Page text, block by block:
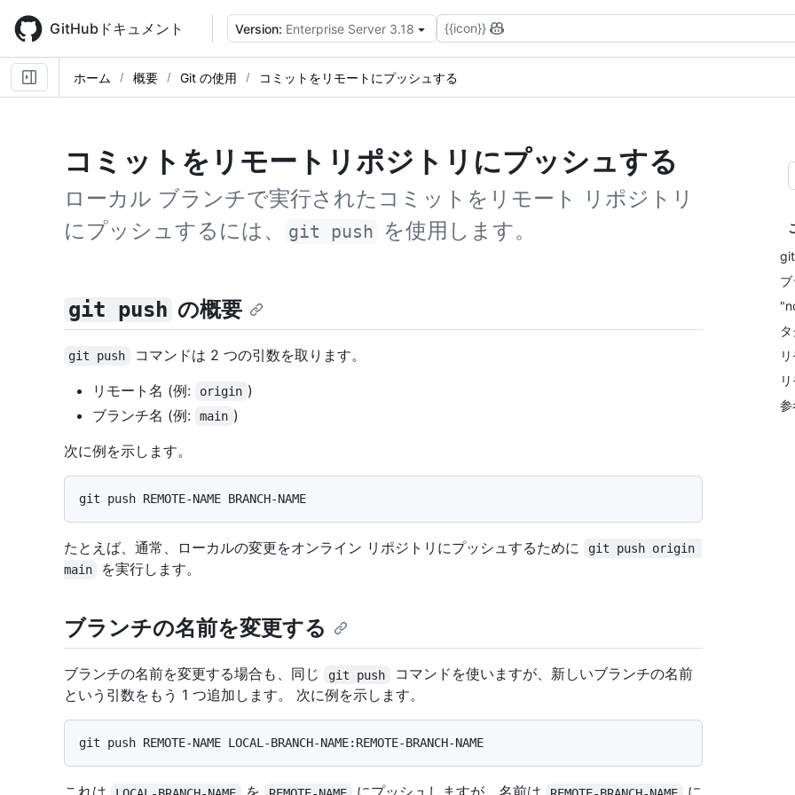
main
content
GitHubドキュメント Version: Enterprise Server 3.18 {{icon}}
ホーム 概要 Git の使用 コミットをリモートにプッシュする
コミットをリモートリポジトリにプッシュする
ローカル ブランチで実行されたコミットをリモート リポジトリ
にプッシュするには、
git push を使用します。
参
git push の概要
git push
コマンドは 2 つの引数を取ります。
リモート名 (例:
origin )
ブランチ名 (例:
main )
次に例を示します。
たとえば、通常、ローカルの変更をオンライン リポジトリにプッシュするために
git push origin
main
を実行します。
ブランチの名前を変更する
ブランチの名前を変更する場合も、同じ git push
コマンドを使いますが、新しいブランチの名前
という引数をもう 1 つ追加します。 次に例を示します。